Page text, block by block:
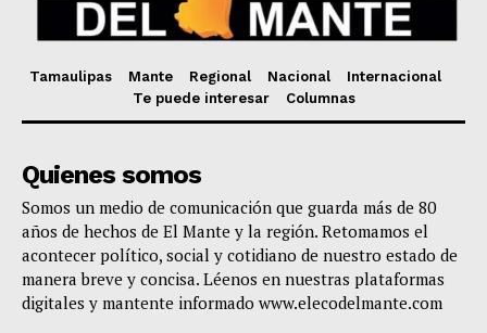
Tamaulipas Mante Regional Nacional
Internacional
Te puede interesar
Columnas
Quienes somos
Somos un medio de comunicación que guarda más de 80
años de hechos de El Mante y la región. Retomamos el
acontecer político, social y cotidiano de nuestro estado de
manera breve y concisa. Léenos en nuestras plataformas
digitales y mantente informado www.elecodelmante.com